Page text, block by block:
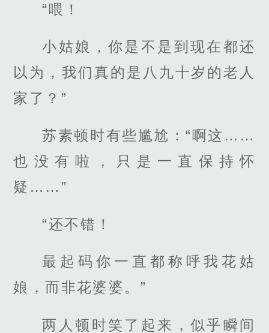
“喂！
小姑娘，你是不是到现在都还
以为，我们真的是八九十岁的老人
家了？”
苏素顿时有些尴尬：“啊这……
也没有啦，只是一直保持怀
疑……”
“还不错！
最起码你一直都称呼我花姑
娘，而非花婆婆。”
两人顿时笑了起来，似乎瞬间